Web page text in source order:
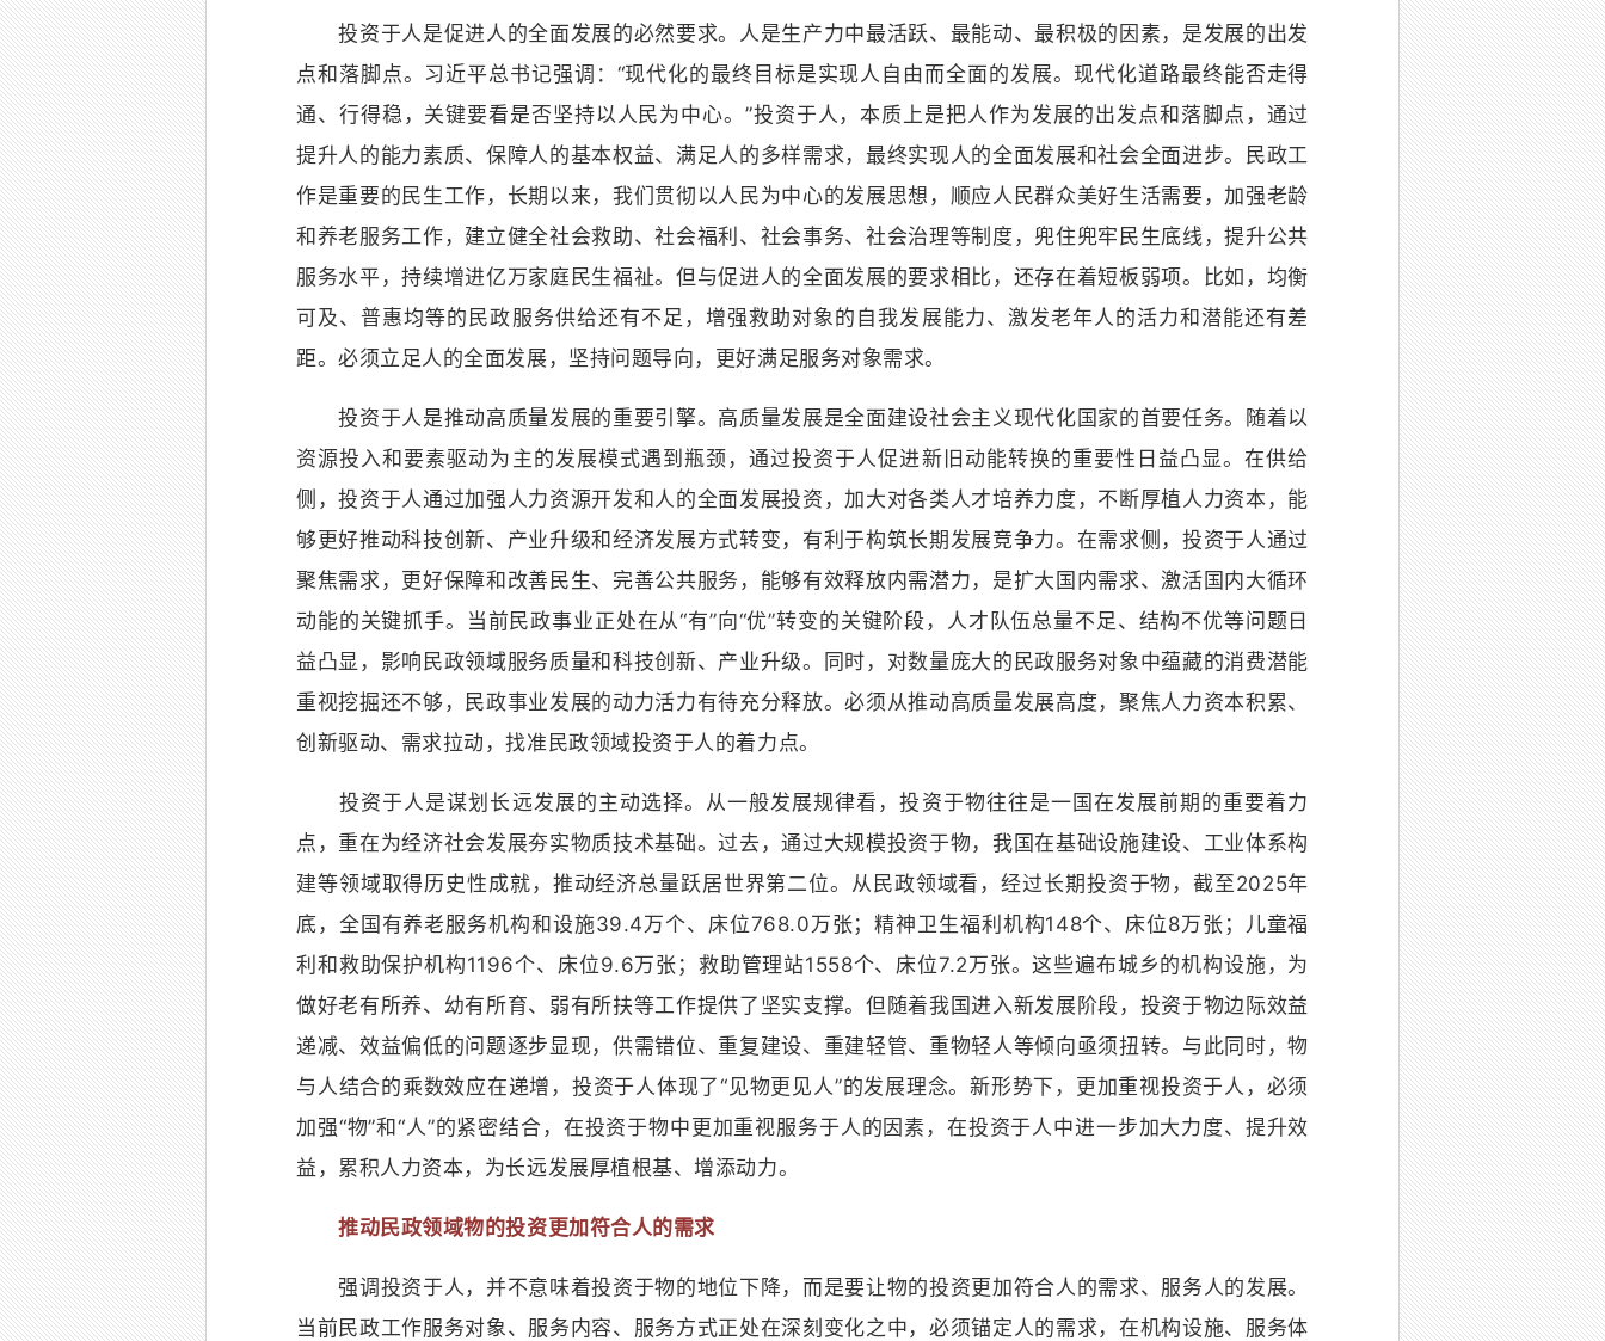
投资于人是促进人的全面发展的必然要求。人是生产力中最活跃、最能动、最积极的因素，是发展的出发
点和落脚点。习近平总书记强调：“现代化的最终目标是实现人自由而全面的发展。现代化道路最终能否走得
通、行得稳，关键要看是否坚持以人民为中心。”投资于人，本质上是把人作为发展的出发点和落脚点，通过
提升人的能力素质、保障人的基本权益、满足人的多样需求，最终实现人的全面发展和社会全面进步。民政工
作是重要的民生工作，长期以来，我们贯彻以人民为中心的发展思想，顺应人民群众美好生活需要，加强老龄
和养老服务工作，建立健全社会救助、社会福利、社会事务、社会治理等制度，兜住兜牢民生底线，提升公共
服务水平，持续增进亿万家庭民生福祉。但与促进人的全面发展的要求相比，还存在着短板弱项。比如，均衡
可及、普惠均等的民政服务供给还有不足，增强救助对象的自我发展能力、激发老年人的活力和潜能还有差
距。必须立足人的全面发展，坚持问题导向，更好满足服务对象需求。
投资于人是推动高质量发展的重要引擎。高质量发展是全面建设社会主义现代化国家的首要任务。随着以
资源投入和要素驱动为主的发展模式遇到瓶颈，通过投资于人促进新旧动能转换的重要性日益凸显。在供给
侧，投资于人通过加强人力资源开发和人的全面发展投资，加大对各类人才培养力度，不断厚植人力资本，能
够更好推动科技创新、产业升级和经济发展方式转变，有利于构筑长期发展竞争力。在需求侧，投资于人通过
聚焦需求，更好保障和改善民生、完善公共服务，能够有效释放内需潜力，是扩大国内需求、激活国内大循环
动能的关键抓手。当前民政事业正处在从“有”向“优”转变的关键阶段，人才队伍总量不足、结构不优等问题日
益凸显，影响民政领域服务质量和科技创新、产业升级。同时，对数量庞大的民政服务对象中蕴藏的消费潜能
重视挖掘还不够，民政事业发展的动力活力有待充分释放。必须从推动高质量发展高度，聚焦人力资本积累、
创新驱动、需求拉动，找准民政领域投资于人的着力点。
投资于人是谋划长远发展的主动选择。从一般发展规律看，投资于物往往是一国在发展前期的重要着力
点，重在为经济社会发展夯实物质技术基础。过去，通过大规模投资于物，我国在基础设施建设、工业体系构
建等领域取得历史性成就，推动经济总量跃居世界第二位。从民政领域看，经过长期投资于物，截至2025年
底，全国有养老服务机构和设施39.4万个、床位768.0万张；精神卫生福利机构148个、床位8万张；儿童福
利和救助保护机构1196个、床位9.6万张；救助管理站1558个、床位7.2万张。这些遍布城乡的机构设施，为
做好老有所养、幼有所育、弱有所扶等工作提供了坚实支撑。但随着我国进入新发展阶段，投资于物边际效益
递减、效益偏低的问题逐步显现，供需错位、重复建设、重建轻管、重物轻人等倾向亟须扭转。与此同时，物
与人结合的乘数效应在递增，投资于人体现了“见物更见人”的发展理念。新形势下，更加重视投资于人，必须
加强“物”和“人”的紧密结合，在投资于物中更加重视服务于人的因素，在投资于人中进一步加大力度、提升效
益，累积人力资本，为长远发展厚植根基、增添动力。
推动民政领域物的投资更加符合人的需求
强调投资于人，并不意味着投资于物的地位下降，而是要让物的投资更加符合人的需求、服务人的发展。
当前民政工作服务对象、服务内容、服务方式正处在深刻变化之中，必须锚定人的需求，在机构设施、服务体